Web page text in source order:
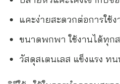
แคะง่ายสะดวกต่อการใช้ง
ขนาดพกพา ใช้งานได้ทุก
วัสดุสเตนเลส แข็งแรง ท